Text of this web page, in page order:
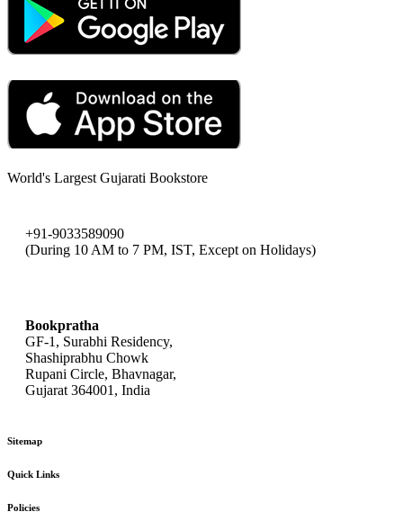
World's Largest Gujarati Bookstore
+91-9033589090
(During 10 AM to 7 PM, IST, Except on Holidays)
Bookpratha
GF-1, Surabhi Residency,
Shashiprabhu Chowk
Rupani Circle, Bhavnagar,
Gujarat 364001, India
Sitemap
Quick Links
Policies